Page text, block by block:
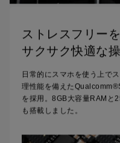
ストレスフリー
サクサク快適な
日常的にスマホを使う上で
理性能を備えた
を採用。8GB大容量RAMと
も搭載しました。